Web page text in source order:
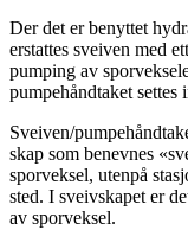
Der det er benyttet
erstattes sveiven med
pumping av
pumpehåndtaket settes
Sveiven/
skap som benevnes
sporveksel, utenpå
sted. I sveivskapet er
av sporveksel.